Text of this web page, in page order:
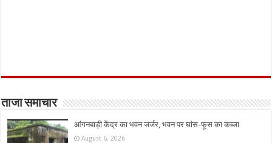
ताजा समाचार
आंगनबाड़ी केंद्र का भवन जर्जर, भवन पर घांस-फूस का कब्जा
August 6, 2026